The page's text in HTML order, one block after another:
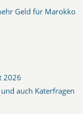
Geld für Marokko
2026
auch Katerfragen